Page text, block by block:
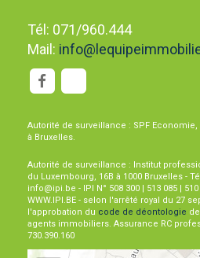
Tél: 071/960.444
Mail:
Autorité de surveillance : SPF Economie,
à Bruxelles.
Autorité de surveillance : Institut
du Luxembourg, 16B à 1000 Bruxelles -
info@ipi.be - IPI N° 508 300 | 513 085 |
WWW.IPI.BE - selon l'arrêté royal du 27
l'approbation du code de déontologie
agents immobiliers. Assurance RC
730.390.160